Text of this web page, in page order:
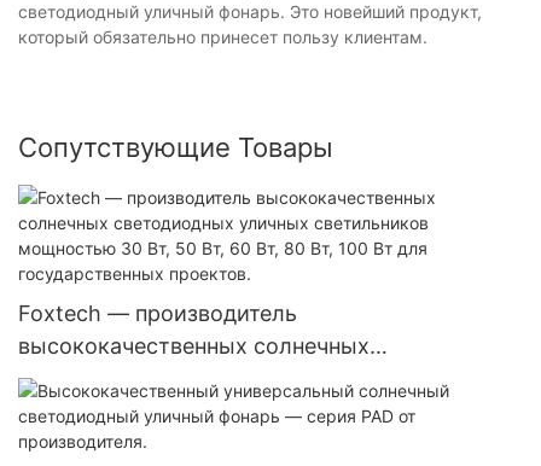
светодиодный уличный фонарь. Это новейший продукт,
который обязательно принесет пользу клиентам.
Сопутствующие Товары
Foxtech — производитель
высококачественных солнечных
светодиодных уличных светильников
мощностью 30 Вт, 50 Вт, 60 Вт, 80 Вт, 100 Вт
для государственных проектов.